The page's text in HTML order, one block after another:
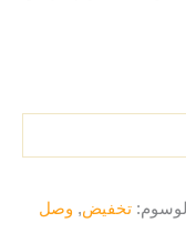
الوسوم: تخفيض, وصل